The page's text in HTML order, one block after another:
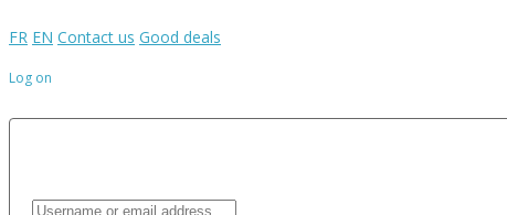
FR EN Contact us Good deals
Log on